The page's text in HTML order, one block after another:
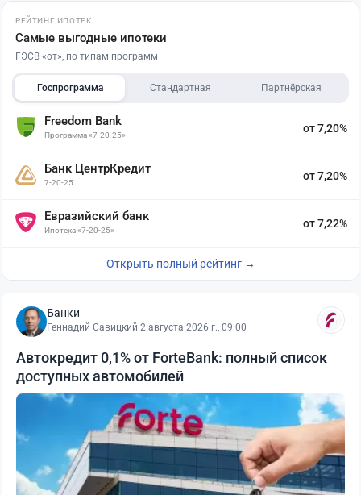
РЕЙТИНГ ИПОТЕК
Самые выгодные ипотеки
ГЭСВ «от», по типам программ
Госпрограмма Стандартная Партнёрская
Freedom Bank
Программа «7-20-25»
от 7,20%
Банк ЦентрКредит
7-20-25
от 7,20%
Евразийский банк
Ипотека «7-20-25»
от 7,22%
Открыть полный рейтинг →
Банки
Геннадий Савицкий·2 августа 2026 г., 09:00
Автокредит 0,1% от ForteBank: полный список
доступных автомобилей